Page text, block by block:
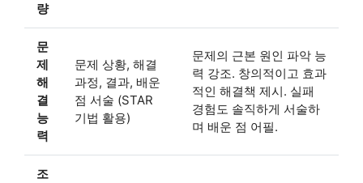
량
문
제
해
결
능
력
문제 상황, 해결
과정, 결과, 배운
점 서술 (STAR
기법 활용)
문제의 근본 원인 파악 능
력 강조. 창의적이고 효과
적인 해결책 제시. 실패
경험도 솔직하게 서술하
며 배운 점 어필.
조